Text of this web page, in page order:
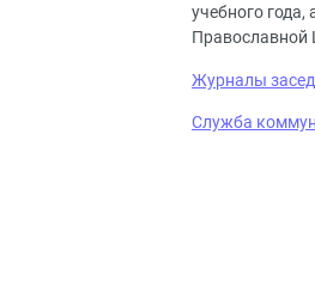
учебного
Православной
Журналы
Служба